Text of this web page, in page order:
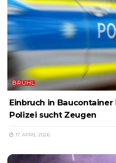
BRÜHL
Einbruch in Baucontainer
Polizei sucht Zeugen
17. APRIL 2026